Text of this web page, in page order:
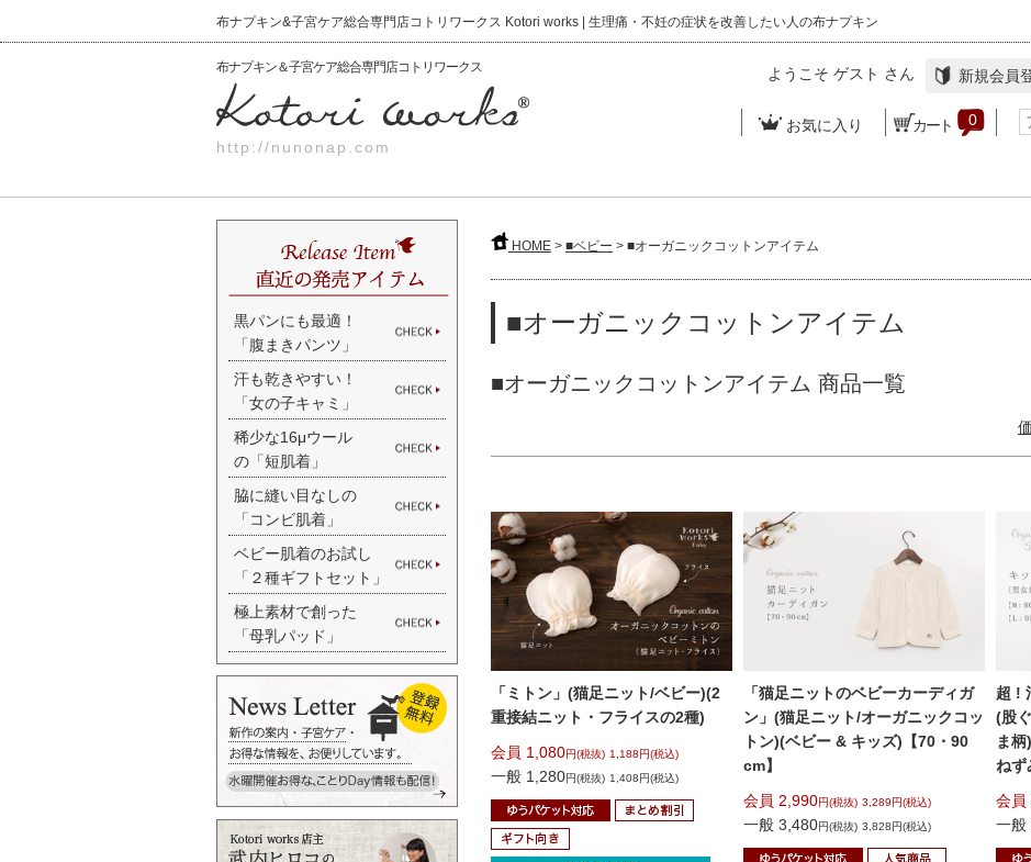
布ナプキン&子宮ケア総合専門店コトリワークス Kotori works | 生理痛・不妊の症状を改善したい人の布ナプキン
布ナプキン＆子宮ケア総合専門店コトリワークス
http://nunonap.com
ようこそ ゲスト さん 新規会員
お気に入り カート 0
黒パンにも最適！
「腹まきパンツ」
汗も乾きやすい！
「女の子キャミ」
稀少な16μウール
の「短肌着」
脇に縫い目なしの
「コンビ肌着」
ベビー肌着のお試し
「２種ギフトセット」
極上素材で創った
「母乳パッド」
HOME > ■ベビー > ■オーガニックコットンアイテム
■オーガニックコットンアイテム
■オーガニックコットンアイテム 商品一覧
「ミトン」(猫足ニット/ベビー)(2
重接結ニット・フライスの2種)
会員 1,080円(税抜) 1,188円(税込)
一般 1,280円(税抜) 1,408円(税込)
「猫足ニットのベビーカーディガ
ン」 (猫足ニット/オーガニックコッ
トン)(ベビー & キッズ)【70・90
cm】
会員 2,990円(税抜) 3,289円(税込)
一般 3,480円(税抜) 3,828円(税込)
超 !
(股
ま
ねず
会員
一般